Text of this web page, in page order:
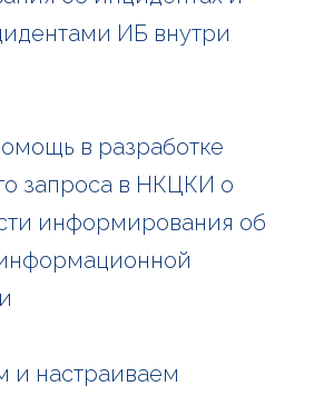
ИБ внутри
в разработке
запроса в НКЦКИ о
информирования об
и настраиваем